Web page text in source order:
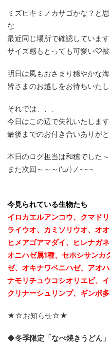
ミズヒキミノカサゴかな？と
な
最近同じ場所で確認しています
サイズ感もとっても可愛い♡被
明日は風もおさまり穏やかな
皆さまのお越しをお待ちいた
それでは、、、
今日はこの辺で失礼いたします
最後までのお付き合いありがと
本日のログ担当は和穂でした
また次回～～～('ω')ノ~~~
今見られている生物たち
イロカエルアンコウ、クマド
ライウオ、カミソリウオ、オ
ヒメアゴアマダイ、ヒレナガ
オニハゼ属1種、セホシサンカ
ゼ、オキナワベニハゼ、 アオ
ナモリチュウコシオリエビ、
クリナーシュリンプ、ギンポ多
★☆お知らせ☆★
◆冬季限定「なべ焼きうどん」